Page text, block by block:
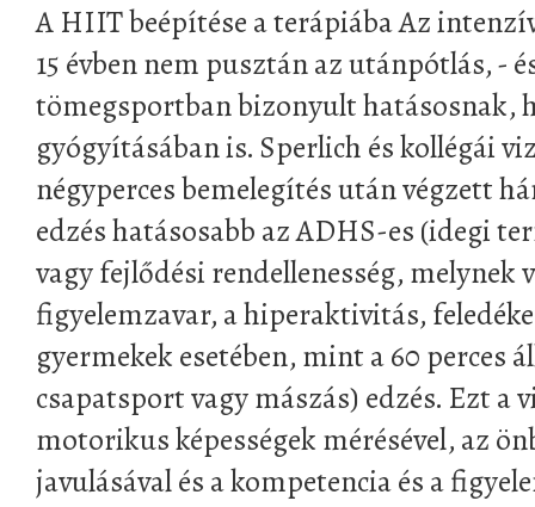
A HIIT beépítése a terápiába Az
15 évben nem pusztán az utánpótlás, -
tömegsportban bizonyult hatásosnak,
gyógyításában is. Sperlich és kollégái
négyperces bemelegítés után végzett
edzés hatásosabb az ADHS-es (idegi
vagy fejlődési rendellenesség, melynek
figyelemzavar, a hiperaktivitás,
gyermekek esetében, mint a 60 perces
csapatsport vagy mászás) edzés. Ezt a
motorikus képességek mérésével, az
javulásával és a kompetencia és a